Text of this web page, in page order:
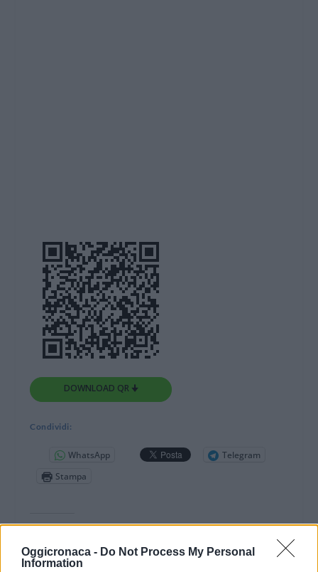
Oggicronaca - Do Not Process My Personal
Information
DOWNLOAD QR 🠋
Condividi:
WhatsApp
Telegram
Stampa
Correlati